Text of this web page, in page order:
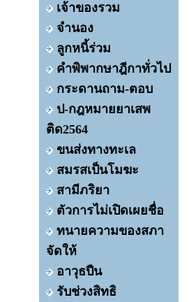
เจ้าของรวม
จำนอง
ลูกหนี้ร่วม
คำพิพากษาฎีกาทั่วไป
กระดานถาม-ตอบ
ป-กฎหมายยาเสพ
ติด2564
ขนส่งทางทะเล
สมรสเป็นโมฆะ
สามีภริยา
ตัวการไม่เปิดเผยชื่อ
ทนายความของสภา
จัดให้
อาวุธปืน
รับช่วงสิทธิ